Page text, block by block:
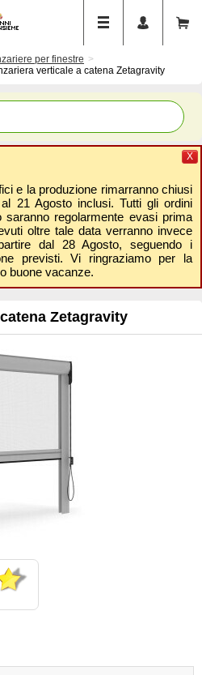
per finestre
verticale a catena Zetagravity
e la produzione rimarranno chiusi
21 Agosto inclusi. Tutti gli ordini
regolarmente evasi prima
oltre tale data verranno invece
dal 28 Agosto, seguendo i
previsti. Vi ringraziamo per la
buone vacanze.
X
Zetagravity